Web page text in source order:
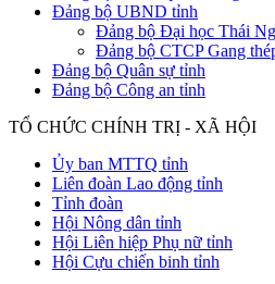
Đảng bộ UBND tỉnh
Đảng bộ Đại học Thái
Đảng bộ CTCP Gang
Đảng bộ Quân sự tỉnh
Đảng bộ Công an tỉnh
TỔ CHỨC CHÍNH TRỊ - XÃ HỘI
Ủy ban MTTQ tỉnh
Liên đoàn Lao động tỉnh
Tỉnh đoàn
Hội Nông dân tỉnh
Hội Liên hiệp Phụ nữ tỉnh
Hội Cựu chiến binh tỉnh